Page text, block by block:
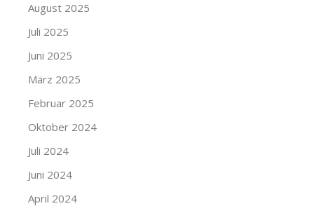
August 2025
Juli 2025
Juni 2025
März 2025
Februar 2025
Oktober 2024
Juli 2024
Juni 2024
April 2024